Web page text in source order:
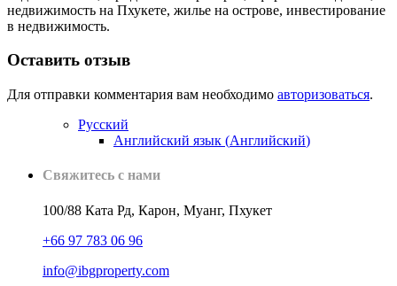
недвижимость на Пхукете, жилье на острове, инвестирование
в недвижимость.
Оставить отзыв
Для отправки комментария вам необходимо авторизоваться.
Русский
Английский язык (Английский)
Свяжитесь с нами
100/88 Ката Рд, Карон, Муанг, Пхукет
+66 97 783 06 96
info@ibgproperty.com